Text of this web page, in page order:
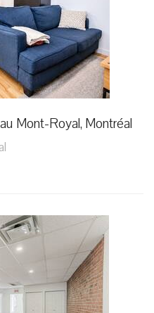
Mont-Royal, Montréal